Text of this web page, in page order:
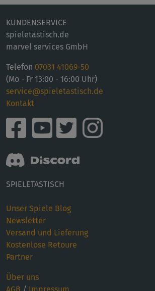
KUNDENSERVICE
spieletastisch.de
marvel services GmbH
Telefon 07031 41069-50
(Mo - Fr 13:00 - 16:00 Uhr)
service@spieletastisch.de
Kontakt
SPIELETASTISCH
Unser Spiele Blog
Newsletter
Versand und Lieferung
Kostenlose Retoure
Partner
Über uns